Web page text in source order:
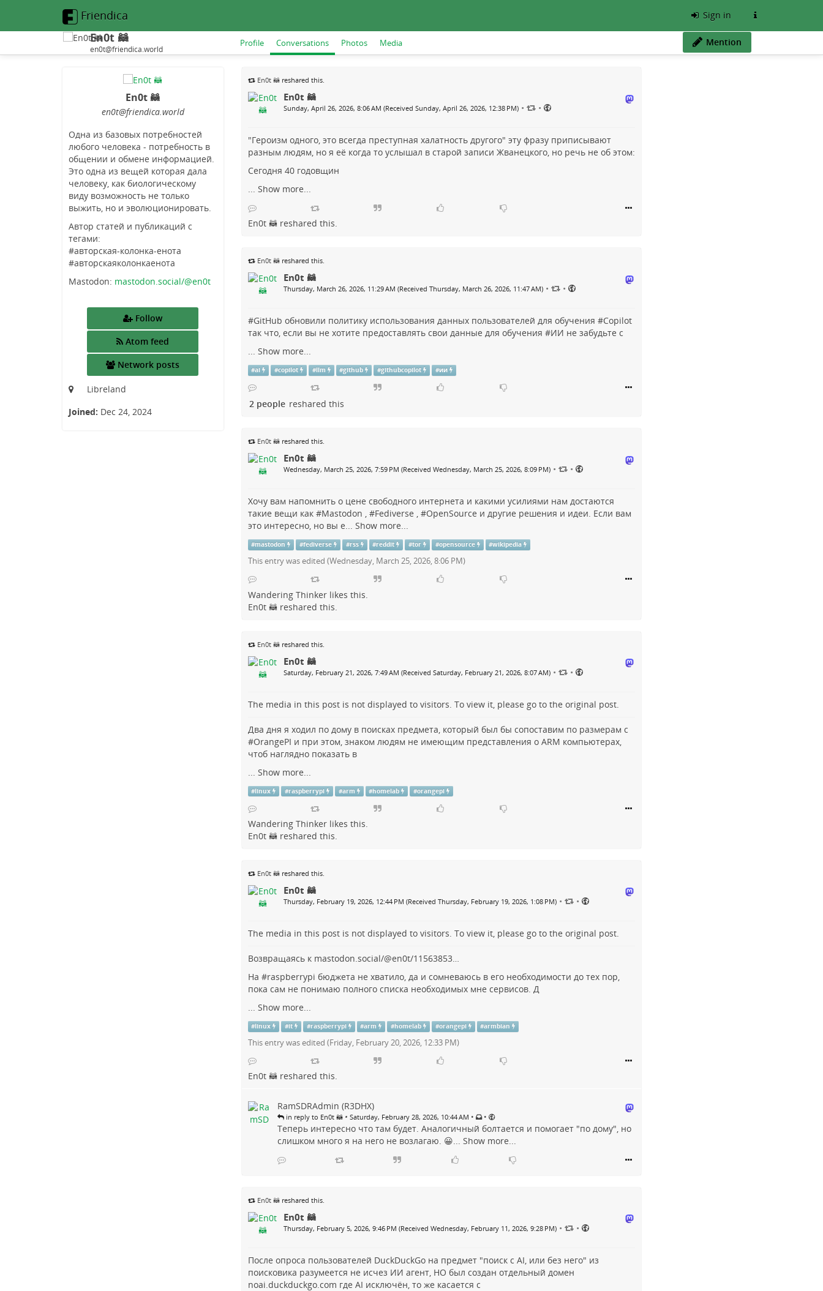
Friendica Sign in
En0t 🦝
en0t@friendica.world
Profile Conversations Photos Media Mention
En0t 🦝
en0t@friendica.world
Одна из базовых потребностей
любого человека - потребность в
общении и обмене информацией.
Это одна из вещей которая дала
человеку, как биологическому
виду возможность не только
выжить, но и эволюционировать.
Автор статей и публикаций с
тегами:
#авторская-колонка-енота
#авторскаяколонкаенота
Mastodon: mastodon.social/@en0t
Follow
Atom feed
Network posts
Libreland
Joined: Dec 24, 2024
En0t 🦝reshared this.
En0t 🦝
Sunday, April 26, 2026, 8:06 AM (Received Sunday, April 26, 2026, 12:38 PM) • •
"Героизм одного, это всегда преступная халатность другого" эту фразу приписывают
разным людям, но я её когда то услышал в старой записи Жванецкого, но речь не об этом:
Сегодня 40 годовщин
... Show more...
En0t 🦝 reshared this.
En0t 🦝reshared this.
En0t 🦝
Thursday, March 26, 2026, 11:29 AM (Received Thursday, March 26, 2026, 11:47 AM) • •
#GitHub обновили политику использования данных пользователей для обучения #Copilot
так что, если вы не хотите предоставлять свои данные для обучения #ИИ не забудьте с
... Show more...
#ai #copilot #llm #github #githubcopilot #ии
2 people reshared this
En0t 🦝reshared this.
En0t 🦝
Wednesday, March 25, 2026, 7:59 PM (Received Wednesday, March 25, 2026, 8:09 PM) • •
Хочу вам напомнить о цене свободного интернета и какими усилиями нам достаются
такие вещи как #Mastodon , #Fediverse , #OpenSource и другие решения и идеи. Если вам
это интересно, но вы е... Show more...
#mastodon #fediverse #rss #reddit #tor #opensource #wikipedia
This entry was edited (Wednesday, March 25, 2026, 8:06 PM)
Wandering Thinkerlikes this.
En0t 🦝 reshared this.
En0t 🦝reshared this.
En0t 🦝
Saturday, February 21, 2026, 7:49 AM (Received Saturday, February 21, 2026, 8:07 AM) • •
The media in this post is not displayed to visitors. To view it, please go to the original post.
Два дня я ходил по дому в поисках предмета, который был бы сопоставим по размерам с
#OrangePI и при этом, знаком людям не имеющим представления о ARM компьютерах,
чтоб наглядно показать в
Show more...
#linux #raspberrypi #arm #homelab #orangepi
Wandering Thinkerlikes this.
En0t 🦝 reshared this.
En0t 🦝reshared this.
En0t 🦝
Thursday, February 19, 2026, 12:44 PM (Received Thursday, February 19, 2026, 1:08 PM) • •
The media in this post is not displayed to visitors. To view it, please go to the original post.
Возвращаясь к mastodon.social/@en0t/11563853…
На #raspberrypi бюджета не хватило, да и сомневаюсь в его необходимости до тех пор,
пока сам не понимаю полного списка необходимых мне сервисов. Д
Show more...
#linux #it #raspberrypi #arm #homelab #orangepi #armbian
This entry was edited (Friday, February 20, 2026, 12:33 PM)
En0t 🦝 reshared this.
RamSDRAdmin (R3DHX)
in reply to En0t 🦝 • Saturday, February 28, 2026, 10:44 AM • •
Теперь интересно что там будет. Аналогичный болтается и помогает "по дому", но
слишком много я на него не возлагаю. 😀... Show more...
En0t 🦝reshared this.
En0t 🦝
Thursday, February 5, 2026, 9:46 PM (Received Wednesday, February 11, 2026, 9:28 PM) • •
После опроса пользователей DuckDuckGo на предмет "поиск с AI, или без него" из
поисковика разумеется не исчез ИИ агент, НО был создан отдельный домен
noai.duckduckgo.com где AI исключён, то же касается с